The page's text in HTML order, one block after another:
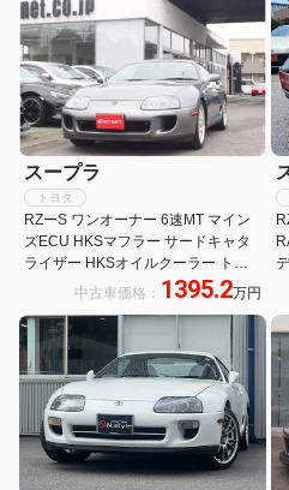
スープラ
トヨタ
RZーS ワンオーナー 6速MT マイン
ズECU HKSマフラー サードキャタ
ライザー HKSオイルクーラー トラ
ストブーストコントローラー TRDツ
レックスZ車高調
中古車価格： 1395.2万円